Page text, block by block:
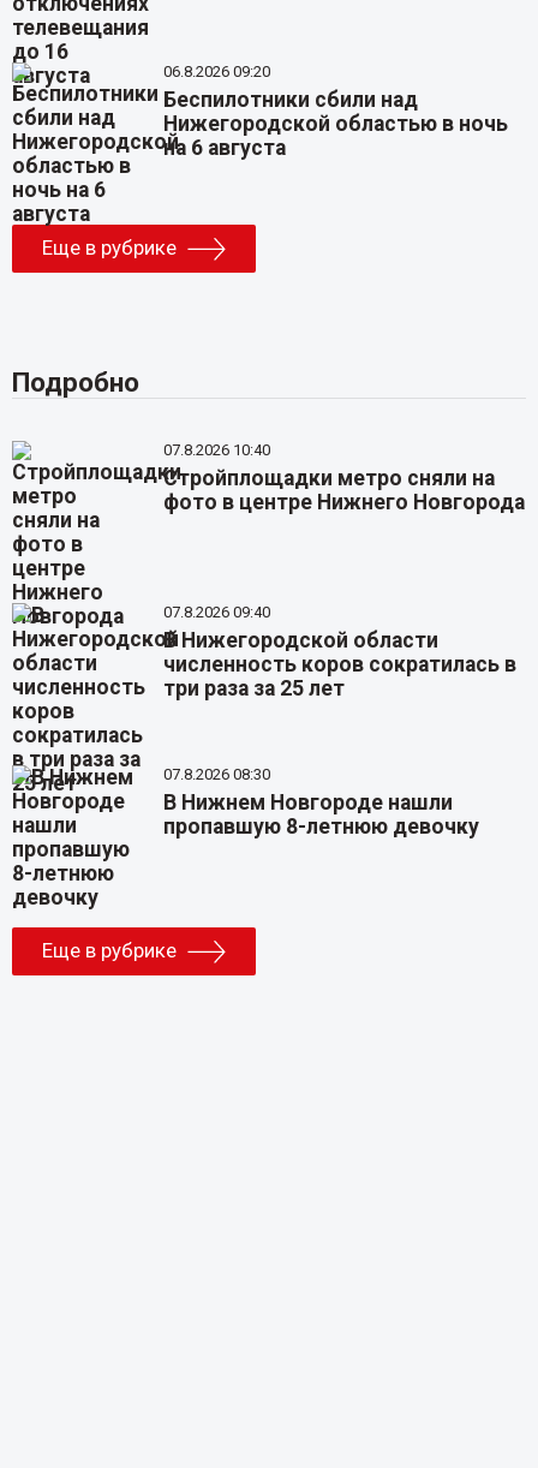
06.8.2026 09:20
Беспилотники сбили над
Нижегородской областью в ночь
на 6 августа
Еще в рубрике
Подробно
07.8.2026 10:40
Стройплощадки метро сняли на
фото в центре Нижнего Новгорода
07.8.2026 09:40
В Нижегородской области
численность коров сократилась в
три раза за 25 лет
07.8.2026 08:30
В Нижнем Новгороде нашли
пропавшую 8-летнюю девочку
Еще в рубрике